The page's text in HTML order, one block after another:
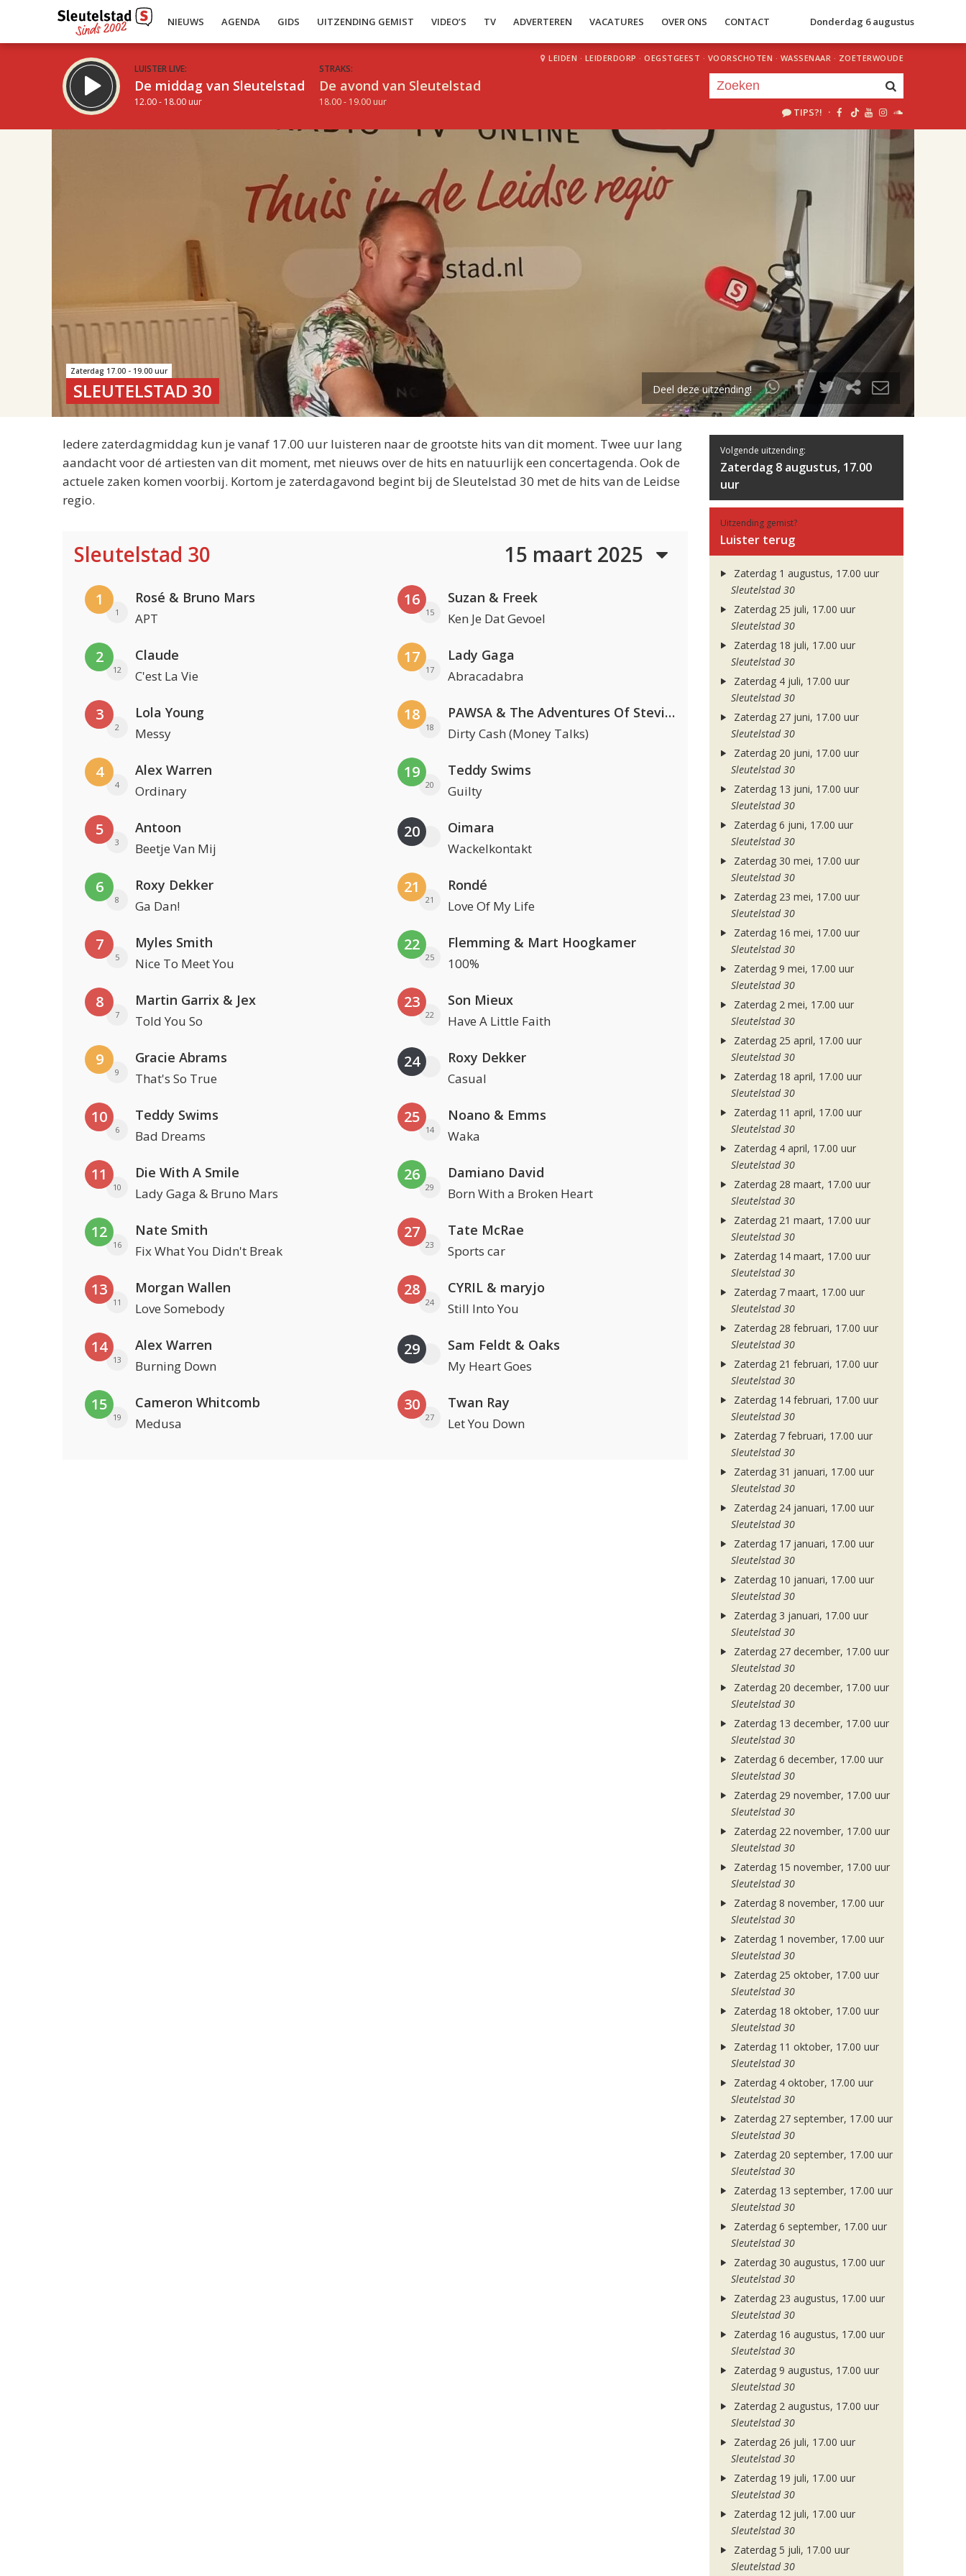
NIEUWS AGENDA GIDS UITZENDING GEMIST VIDEO’S TV ADVERTEREN VACATURES OVER ONS CONTACT Donderdag 6 augustus
LUISTER LIVE:
De middag van Sleutelstad
12.00 - 18.00 uur
STRAKS:
De avond van Sleutelstad
18.00 - 19.00 uur
LEIDEN · LEIDERDORP · OEGSTGEEST · VOORSCHOTEN · WASSENAAR · ZOETERWOUDE
TIPS?! ·
uur 1 van 2
Volgend uur
Zaterdag 17.00 - 19.00 uur
SLEUTELSTAD 30 Deel deze uitzending!
Iedere zaterdagmiddag kun je vanaf 17.00 uur luisteren naar de grootste hits van dit moment. Twee uur lang
aandacht voor dé artiesten van dit moment, met nieuws over de hits en natuurlijk een concertagenda. Ook de
actuele zaken komen voorbij. Kortom je zaterdagavond begint bij de Sleutelstad 30 met de hits van de Leidse
regio.
Sleutelstad 30 15 maart 2025
1
1
Rosé & Bruno Mars
APT
2
12
Claude
C'est La Vie
3
2
Lola Young
Messy
4
4
Alex Warren
Ordinary
5
3
Antoon
Beetje Van Mij
6
8
Roxy Dekker
Ga Dan!
7
5
Myles Smith
Nice To Meet You
8
7
Martin Garrix & Jex
Told You So
9
9
Gracie Abrams
That's So True
10
6
Teddy Swims
Bad Dreams
11
10
Die With A Smile
Lady Gaga & Bruno Mars
12
16
Nate Smith
Fix What You Didn't Break
13
11
Morgan Wallen
Love Somebody
14
13
Alex Warren
Burning Down
15
19
Cameron Whitcomb
Medusa
16
15
Suzan & Freek
Ken Je Dat Gevoel
17
17
Lady Gaga
Abracadabra
18
18
PAWSA & The Adventures Of Stevie V
Dirty Cash (Money Talks)
19
20
Teddy Swims
Guilty
20 Oimara
Wackelkontakt
21
21
Rondé
Love Of My Life
22
25
Flemming & Mart Hoogkamer
100%
23
22
Son Mieux
Have A Little Faith
24 Roxy Dekker
Casual
25
14
Noano & Emms
Waka
26
29
Damiano David
Born With a Broken Heart
27
23
Tate McRae
Sports car
28
24
CYRIL & maryjo
Still Into You
29 Sam Feldt & Oaks
My Heart Goes
30
27
Twan Ray
Let You Down
Volgende uitzending:
Zaterdag 8 augustus, 17.00
uur
Uitzending gemist?
Luister terug
Zaterdag 1 augustus, 17.00 uur
Sleutelstad 30
Zaterdag 25 juli, 17.00 uur
Sleutelstad 30
Zaterdag 18 juli, 17.00 uur
Sleutelstad 30
Zaterdag 4 juli, 17.00 uur
Sleutelstad 30
Zaterdag 27 juni, 17.00 uur
Sleutelstad 30
Zaterdag 20 juni, 17.00 uur
Sleutelstad 30
Zaterdag 13 juni, 17.00 uur
Sleutelstad 30
Zaterdag 6 juni, 17.00 uur
Sleutelstad 30
Zaterdag 30 mei, 17.00 uur
Sleutelstad 30
Zaterdag 23 mei, 17.00 uur
Sleutelstad 30
Zaterdag 16 mei, 17.00 uur
Sleutelstad 30
Zaterdag 9 mei, 17.00 uur
Sleutelstad 30
Zaterdag 2 mei, 17.00 uur
Sleutelstad 30
Zaterdag 25 april, 17.00 uur
Sleutelstad 30
Zaterdag 18 april, 17.00 uur
Sleutelstad 30
Zaterdag 11 april, 17.00 uur
Sleutelstad 30
Zaterdag 4 april, 17.00 uur
Sleutelstad 30
Zaterdag 28 maart, 17.00 uur
Sleutelstad 30
Zaterdag 21 maart, 17.00 uur
Sleutelstad 30
Zaterdag 14 maart, 17.00 uur
Sleutelstad 30
Zaterdag 7 maart, 17.00 uur
Sleutelstad 30
Zaterdag 28 februari, 17.00 uur
Sleutelstad 30
Zaterdag 21 februari, 17.00 uur
Sleutelstad 30
Zaterdag 14 februari, 17.00 uur
Sleutelstad 30
Zaterdag 7 februari, 17.00 uur
Sleutelstad 30
Zaterdag 31 januari, 17.00 uur
Sleutelstad 30
Zaterdag 24 januari, 17.00 uur
Sleutelstad 30
Zaterdag 17 januari, 17.00 uur
Sleutelstad 30
Zaterdag 10 januari, 17.00 uur
Sleutelstad 30
Zaterdag 3 januari, 17.00 uur
Sleutelstad 30
Zaterdag 27 december, 17.00 uur
Sleutelstad 30
Zaterdag 20 december, 17.00 uur
Sleutelstad 30
Zaterdag 13 december, 17.00 uur
Sleutelstad 30
Zaterdag 6 december, 17.00 uur
Sleutelstad 30
Zaterdag 29 november, 17.00 uur
Sleutelstad 30
Zaterdag 22 november, 17.00 uur
Sleutelstad 30
Zaterdag 15 november, 17.00 uur
Sleutelstad 30
Zaterdag 8 november, 17.00 uur
Sleutelstad 30
Zaterdag 1 november, 17.00 uur
Sleutelstad 30
Zaterdag 25 oktober, 17.00 uur
Sleutelstad 30
Zaterdag 18 oktober, 17.00 uur
Sleutelstad 30
Zaterdag 11 oktober, 17.00 uur
Sleutelstad 30
Zaterdag 4 oktober, 17.00 uur
Sleutelstad 30
Zaterdag 27 september, 17.00 uur
Sleutelstad 30
Zaterdag 20 september, 17.00 uur
Sleutelstad 30
Zaterdag 13 september, 17.00 uur
Sleutelstad 30
Zaterdag 6 september, 17.00 uur
Sleutelstad 30
Zaterdag 30 augustus, 17.00 uur
Sleutelstad 30
Zaterdag 23 augustus, 17.00 uur
Sleutelstad 30
Zaterdag 16 augustus, 17.00 uur
Sleutelstad 30
Zaterdag 9 augustus, 17.00 uur
Sleutelstad 30
Zaterdag 2 augustus, 17.00 uur
Sleutelstad 30
Zaterdag 26 juli, 17.00 uur
Sleutelstad 30
Zaterdag 19 juli, 17.00 uur
Sleutelstad 30
Zaterdag 12 juli, 17.00 uur
Sleutelstad 30
Zaterdag 5 juli, 17.00 uur
Sleutelstad 30